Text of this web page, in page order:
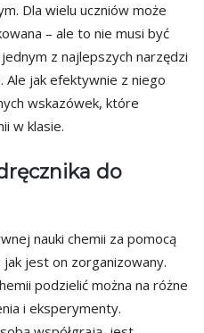
Dla wielu uczniów może
– ale to nie musi być
z najlepszych narzędzi
Ale jak efektywnie z niego
wskazówek, które
w klasie.
do
nauki chemii za pomocą
jest on zorganizowany.
podzielić można na różne
i eksperymenty.